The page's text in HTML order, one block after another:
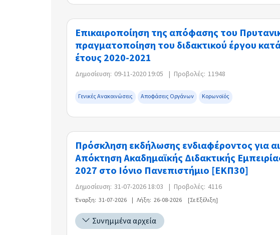
Επικαιροποίηση της απόφασης του
πραγματοποίηση του διδακτικού έργου
έτους 2020-2021
Δημοσίευση: 09-11-2020 19:05 | Προβολές: 11948
Γενικές Ανακοινώσεις Αποφάσεις Οργάνων Κορωνοϊός
Πρόσκληση εκδήλωσης ενδιαφέροντος για
Απόκτηση Ακαδημαϊκής Διδακτικής
2027 στο Ιόνιο Πανεπιστήμιο [ΕΚΠ30]
Δημοσίευση: 31-07-2026 18:03 | Προβολές: 4116
Έναρξη: 31-07-2026 | Λήξη: 26-08-2026 [Σε Εξέλιξη]
Συνημμένα αρχεία